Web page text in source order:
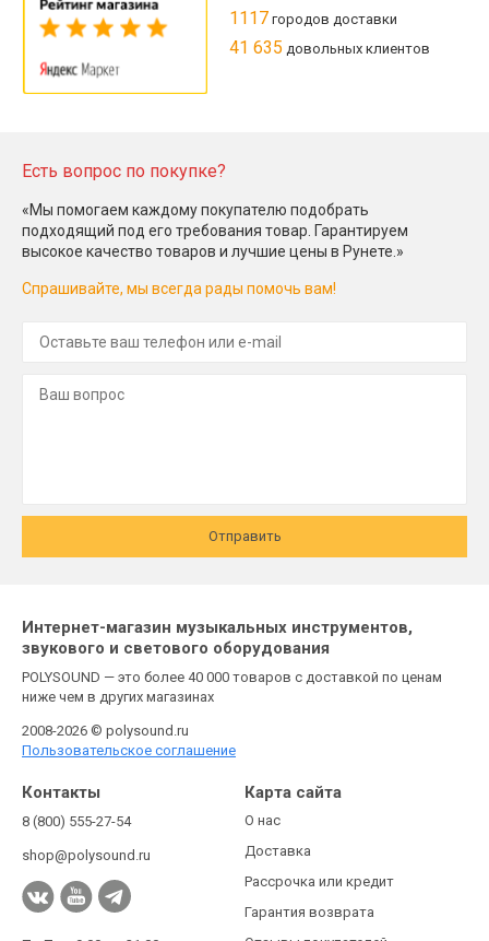
1117 городов доставки
41 635 довольных клиентов
Есть вопрос по покупке?
«Мы помогаем каждому покупателю подобрать
подходящий под его требования товар. Гарантируем
высокое качество товаров и лучшие цены в Рунете.»
Спрашивайте, мы всегда рады помочь вам!
Отправить
Интернет-магазин музыкальных инструментов,
звукового и светового оборудования
POLYSOUND — это более 40 000 товаров с доставкой по ценам
ниже чем в других магазинах
2008-2026 © polysound.ru
Пользовательское соглашение
Контакты
8 (800) 555-27-54
shop@polysound.ru
Карта сайта
О нас
Доставка
Рассрочка или кредит
Гарантия возврата